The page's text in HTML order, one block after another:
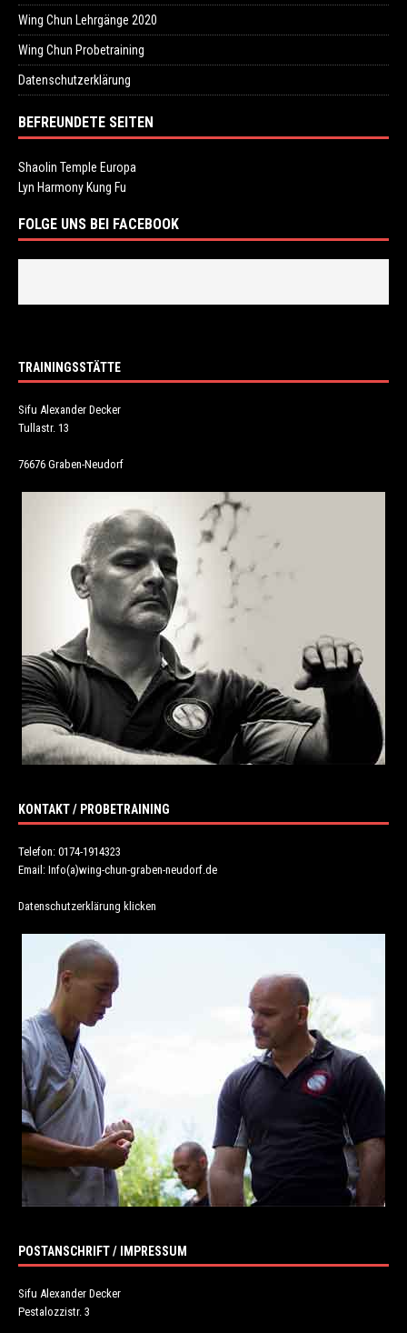
Wing Chun Lehrgänge 2020
Wing Chun Probetraining
Datenschutzerklärung
BEFREUNDETE SEITEN
Shaolin Temple Europa
Lyn Harmony Kung Fu
FOLGE UNS BEI FACEBOOK
TRAININGSSTÄTTE
Sifu Alexander Decker
Tullastr. 13
76676 Graben-Neudorf
KONTAKT / PROBETRAINING
Telefon: 0174-1914323
Email: Info(a)wing-chun-graben-neudorf.de
Datenschutzerklärung klicken
POSTANSCHRIFT / IMPRESSUM
Sifu Alexander Decker
Pestalozzistr. 3